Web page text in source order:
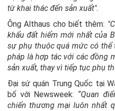
từ khai thác đến sản xuất".
Ông Althaus cho biết thêm:
khẩu đất hiếm mới nhất của
sự phụ thuộc quá mức có thể
pháp là hợp tác với các đồng
sản xuất, thay vì tiếp tục phụ
Đại sứ quán Trung Quốc tại
bố với Newsweek: “Quan
chiến thương mại luôn nhất